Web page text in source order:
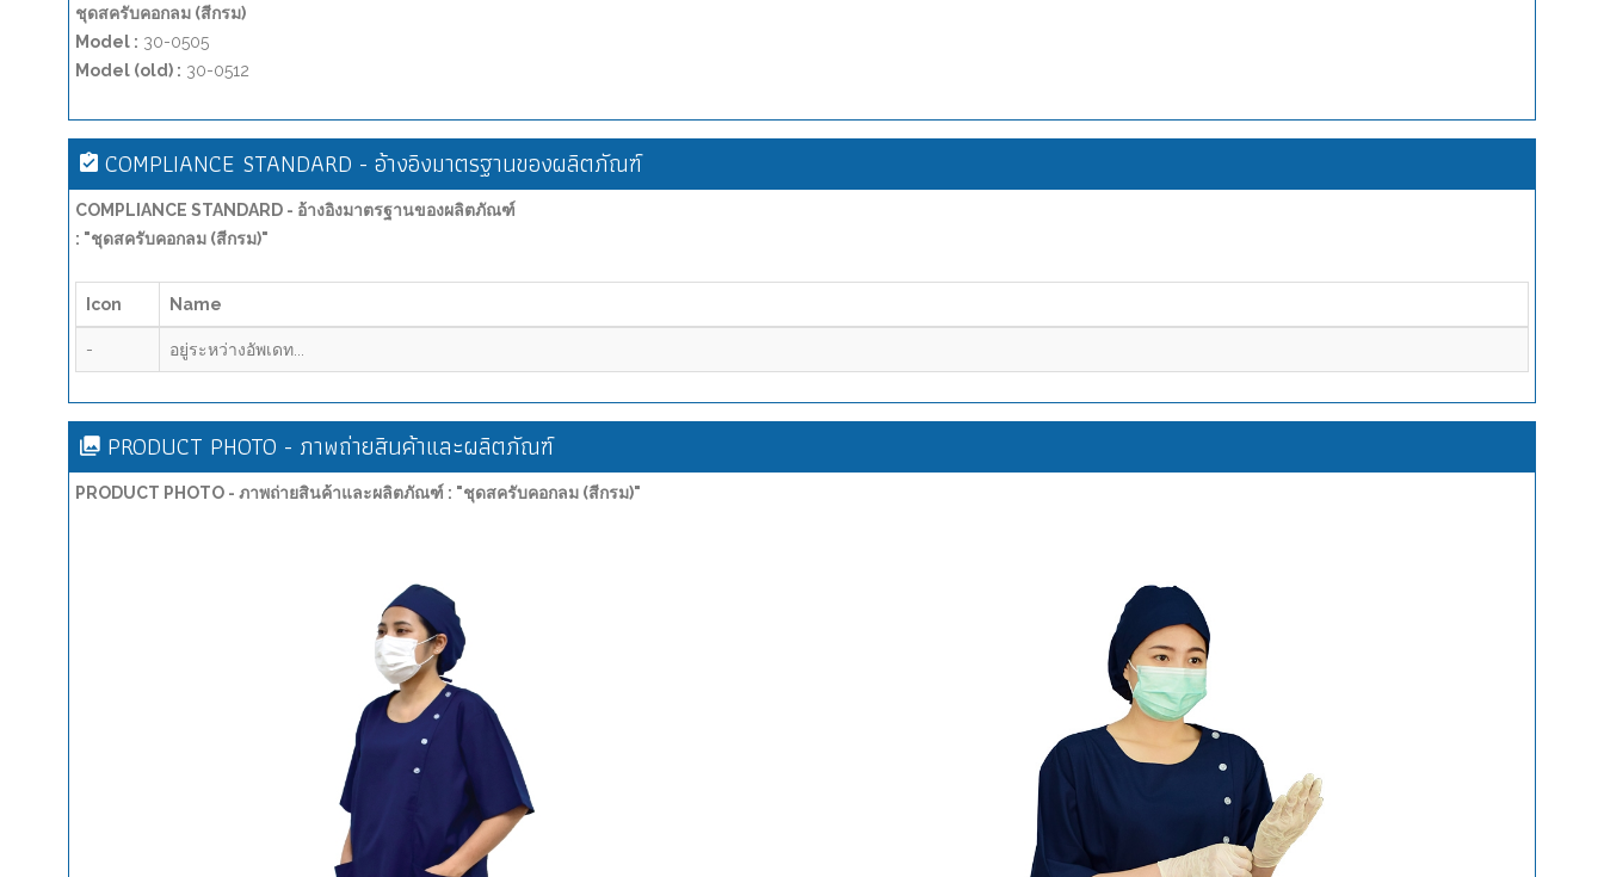
ชุดสครับคอกลม (สีกรม)
Model : 30-0505
Model (old) : 30-0512
COMPLIANCE STANDARD - อ้างอิงมาตรฐานของผลิตภัณฑ์
COMPLIANCE STANDARD - อ้างอิงมาตรฐานของผลิตภัณฑ์
: "ชุดสครับคอกลม (สีกรม)"
Icon Name
- อยู่ระหว่างอัพเดท...
PRODUCT PHOTO - ภาพถ่ายสินค้าและผลิตภัณฑ์
PRODUCT PHOTO - ภาพถ่ายสินค้าและผลิตภัณฑ์ : "ชุดสครับคอกลม (สีกรม)"